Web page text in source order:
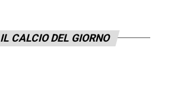
IL CALCIO DEL GIORNO